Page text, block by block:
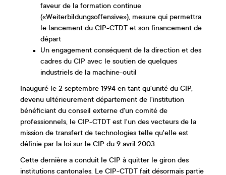
faveur de la formation continue
(«Weiterbildungsoffensive»), mesure qui permettra
le lancement du CIP-CTDT et son financement de
départ
Un engagement conséquent de la direction et des
cadres du CIP avec le soutien de quelques
industriels de la machine-outil
Inauguré le 2 septembre 1994 en tant qu'unité du CIP,
devenu ultérieurement département de l'institution
bénéficiant du conseil externe d'un comité de
professionnels, le CIP-CTDT est l'un des vecteurs de la
mission de transfert de technologies telle qu'elle est
définie par la loi sur le CIP du 9 avril 2003.
Cette dernière a conduit le CIP à quitter le giron des
institutions cantonales. Le CIP-CTDT fait désormais partie